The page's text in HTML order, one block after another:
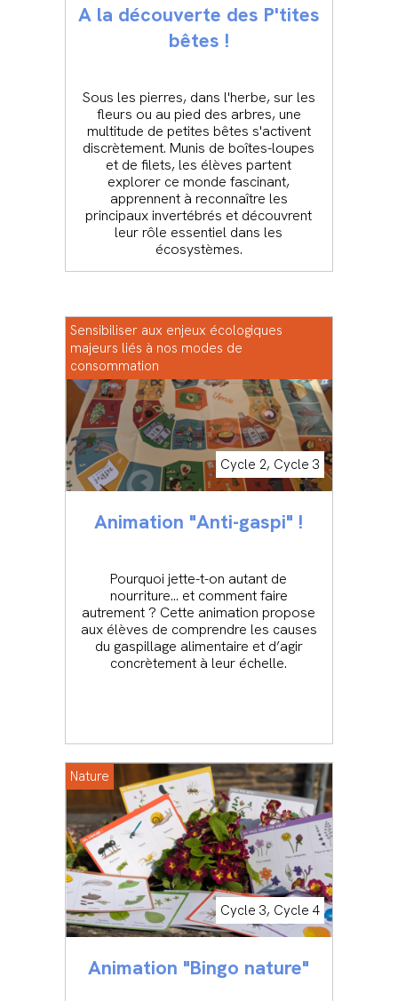
A la découverte des P'tites
bêtes !
Sous les pierres, dans l'herbe, sur les
fleurs ou au pied des arbres, une
multitude de petites bêtes s'activent
discrètement. Munis de boîtes-loupes
et de filets, les élèves partent
explorer ce monde fascinant,
apprennent à reconnaître les
principaux invertébrés et découvrent
leur rôle essentiel dans les
écosystèmes.
Sensibiliser aux enjeux écologiques
majeurs liés à nos modes de
consommation
Cycle 2, Cycle 3
Animation "Anti-gaspi" !
Pourquoi jette-t-on autant de
nourriture… et comment faire
autrement ? Cette animation propose
aux élèves de comprendre les causes
du gaspillage alimentaire et d’agir
concrètement à leur échelle.
Nature
Cycle 3, Cycle 4
Animation "Bingo nature"